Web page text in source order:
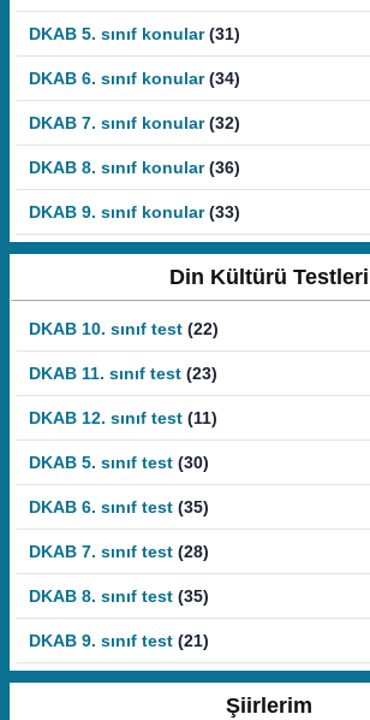
DKAB 5. sınıf konular (31)
DKAB 6. sınıf konular (34)
DKAB 7. sınıf konular (32)
DKAB 8. sınıf konular (36)
DKAB 9. sınıf konular (33)
Din Kültürü Testleri
DKAB 10. sınıf test (22)
DKAB 11. sınıf test (23)
DKAB 12. sınıf test (11)
DKAB 5. sınıf test (30)
DKAB 6. sınıf test (35)
DKAB 7. sınıf test (28)
DKAB 8. sınıf test (35)
DKAB 9. sınıf test (21)
Şiirlerim